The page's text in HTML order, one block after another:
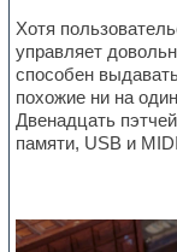
Хотя
управляет
способен
похожие ни на
Двенадцать
памяти, USB и